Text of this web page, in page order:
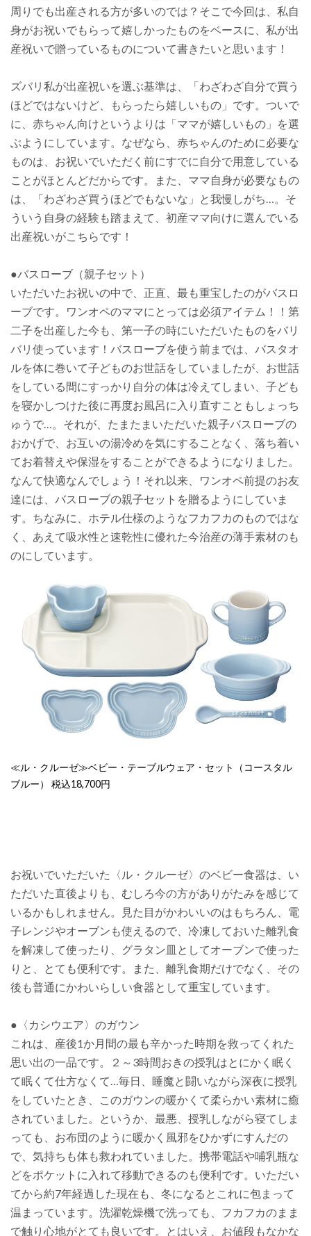
周りでも出産される方が多いのでは？そこで今回は、私自
身がお祝いでもらって嬉しかったものをベースに、私が出
産祝いで贈っているものについて書きたいと思います！
ズバリ私が出産祝いを選ぶ基準は、「わざわざ自分で買う
ほどではないけど、もらったら嬉しいもの」です。ついで
に、赤ちゃん向けというよりは「ママが嬉しいもの」を選
ぶようにしています。なぜなら、赤ちゃんのために必要な
ものは、お祝いでいただく前にすでに自分で用意している
ことがほとんどだからです。また、ママ自身が必要なもの
は、「わざわざ買うほどでもないな」と我慢しがち…。そ
ういう自身の経験も踏まえて、初産ママ向けに選んでいる
出産祝いがこちらです！
●バスローブ（親子セット）
いただいたお祝いの中で、正直、最も重宝したのがバスロ
ーブです。ワンオペのママにとっては必須アイテム！！第
二子を出産した今も、第一子の時にいただいたものをバリ
バリ使っています！バスローブを使う前までは、バスタオ
ルを体に巻いて子どものお世話をしていましたが、お世話
をしている間にすっかり自分の体は冷えてしまい、子ども
を寝かしつけた後に再度お風呂に入り直すこともしょっち
ゅうで…。それが、たまたまいただいた親子バスローブの
おかげで、お互いの湯冷めを気にすることなく、落ち着い
てお着替えや保湿をすることができるようになりました。
なんて快適なんでしょう！それ以来、ワンオペ前提のお友
達には、バスローブの親子セットを贈るようにしていま
す。ちなみに、ホテル仕様のようなフカフカのものではな
く、あえて吸水性と速乾性に優れた今治産の薄手素材のも
のにしています。
≪ル・クルーゼ≫ベビー・テーブルウェア・セット（コースタル
ブルー） 税込18,700円
お祝いでいただいた〈ル・クルーゼ〉のベビー食器は、い
ただいた直後よりも、むしろ今の方がありがたみを感じて
いるかもしれません。見た目がかわいいのはもちろん、電
子レンジやオーブンも使えるので、冷凍しておいた離乳食
を解凍して使ったり、グラタン皿としてオーブンで使った
りと、とても便利です。また、離乳食期だけでなく、その
後も普通にかわいらしい食器として重宝しています。
●〈カシウエア〉のガウン
これは、産後1か月間の最も辛かった時期を救ってくれた
思い出の一品です。２～3時間おきの授乳はとにかく眠く
て眠くて仕方なくて…毎日、睡魔と闘いながら深夜に授乳
をしていたとき、このガウンの暖かくて柔らかい素材に癒
されていました。というか、最悪、授乳しながら寝てしま
っても、お布団のように暖かく風邪をひかずにすんだの
で、気持ちも体も救われていました。携帯電話や哺乳瓶な
どをポケットに入れて移動できるのも便利です。いただい
てから約7年経過した現在も、冬になるとこれに包まって
温まっています。洗濯乾燥機で洗っても、フカフカのまま
で触り心地がとても良いです。とはいえ、お値段もなかな